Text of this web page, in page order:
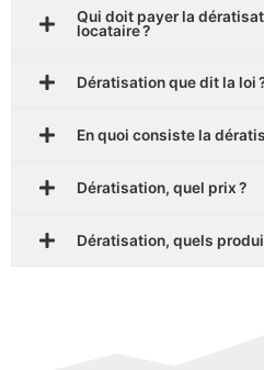
Qui doit payer la
locataire ?
Dératisation que dit la loi
En quoi consiste la
Dératisation, quel prix ?
Dératisation, quels